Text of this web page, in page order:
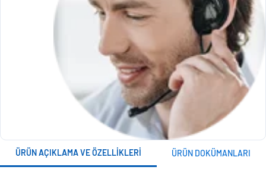
ÜRÜN AÇIKLAMA VE ÖZELLIKLERI ÜRÜN DOKÜMANLARI